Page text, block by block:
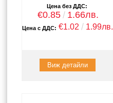
Цена без ДДС:
€0.85 1.66лв.
Цена с ДДС: €1.02 1.99лв.
Виж детайли